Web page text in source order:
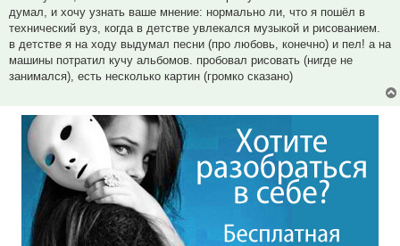
думал, и хочу узнать ваше мнение: нормально ли, что я пошёл в
технический вуз, когда в детстве увлекался музыкой и рисованием.
в детстве я на ходу выдумал песни (про любовь, конечно) и пел! а на
машины потратил кучу альбомов. пробовал рисовать (нигде не
занимался), есть несколько картин (громко сказано)